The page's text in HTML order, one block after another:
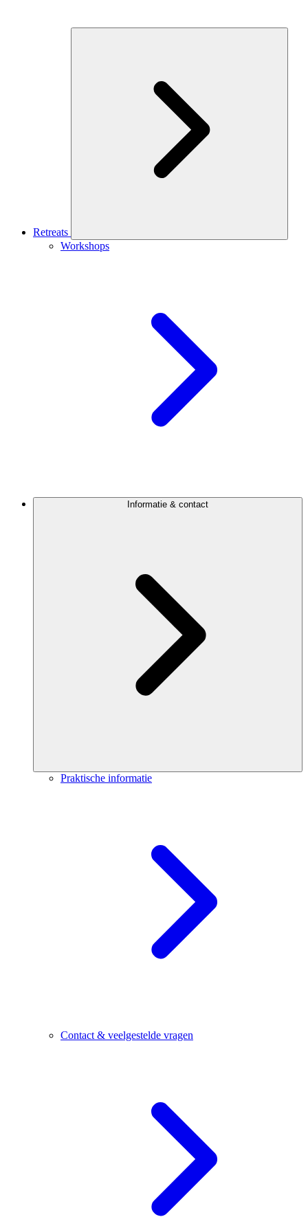
Retreats
Workshops
Informatie & contact
Praktische informatie
Contact & veelgestelde vragen